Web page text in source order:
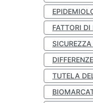
FATTORI DI
TUTELA